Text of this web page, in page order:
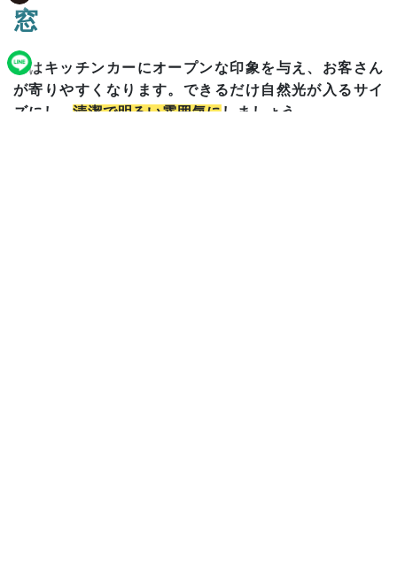
窓
窓はキッチンカーにオープンな印象を与え、お客さん
が寄りやすくなります。できるだけ自然光が入るサイ
ズにし、清潔で明るい雰囲気にしましょう。